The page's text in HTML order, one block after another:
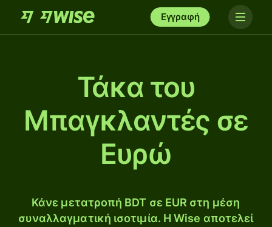
Εγγραφή
Τάκα του
Μπαγκλαντές σε
Ευρώ
Κάνε μετατροπή BDT σε EUR στη μέση
συναλλαγματική ισοτιμία. Η Wise αποτελεί